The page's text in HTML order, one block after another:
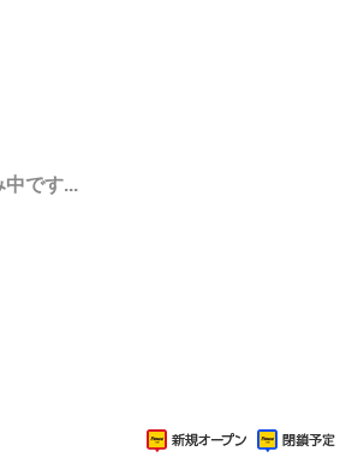
中です...